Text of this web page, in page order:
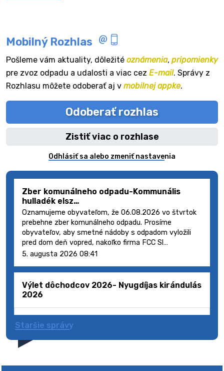
Mobilný Rozhlas
Pošleme vám aktuality, dôležité oznámenia, pripomienky
pre zvoz odpadu a udalosti a viac cez E-mail. Správy z
Rozhlasu môžete odoberať aj v mobilnej appke.
Odoberať rozhlas
Zistiť viac o rozhlase
Odhlásiť sa alebo zmeniť nastavenia
Zber komunálneho odpadu-Kommunális
hulladék elsz…
Oznamujeme obyvateľom, že 06.08.2026 vo štvrtok
prebehne zber komunálneho odpadu. Prosíme
obyvateľov, aby smetné nádoby s odpadom vyložili
pred dom deň vopred, nakoľko firma FCC Sl…
5. augusta 2026 08:41
Výlet dôchodcov 2026- Nyugdíjas kirándulás
2026
Staršie správy